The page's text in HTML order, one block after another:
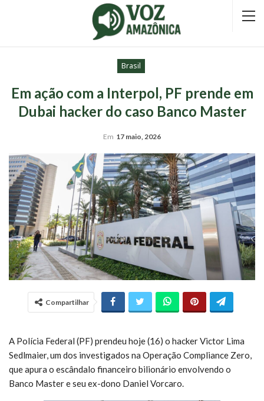
Brasil
Em ação com a Interpol, PF prende em
Dubai hacker do caso Banco Master
Em 17 maio, 2026
Compartilhar
A Polícia Federal (PF) prendeu hoje (16) o hacker Victor Lima
Sedlmaier, um dos investigados na Operação Compliance Zero,
que apura o escândalo financeiro bilionário envolvendo o
Banco Master e seu ex-dono Daniel Vorcaro.